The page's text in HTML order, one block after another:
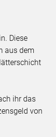
Diese
aus dem
ihr das
von